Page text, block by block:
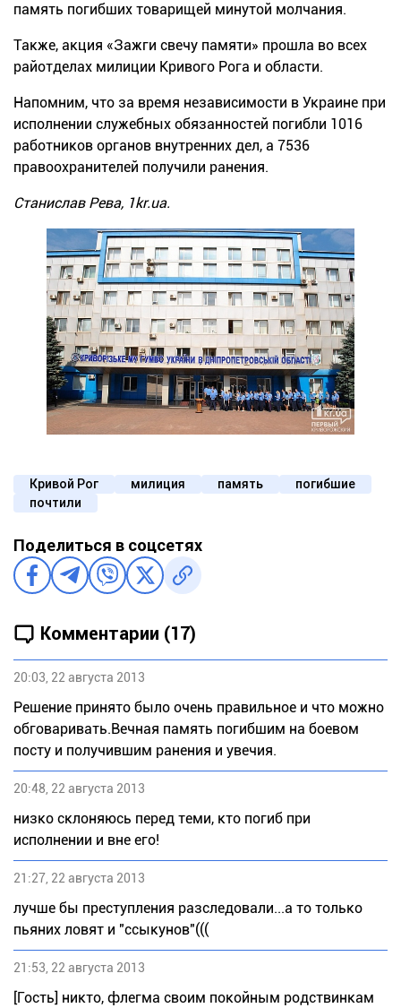
память погибших товарищей минутой молчания.
Также, акция «Зажги свечу памяти» прошла во всех
райотделах милиции Кривого Рога и области.
Напомним, что за время независимости в Украине при
исполнении служебных обязанностей погибли 1016
работников органов внутренних дел, а 7536
правоохранителей получили ранения.
Станислав Рева, 1kr.ua.
Кривой Рог милиция память
погибшие
почтили
Поделиться в соцсетях
Комментарии (17)
20:03, 22 августа 2013
Решение принято было очень правильное и что можно
обговаривать.Вечная память погибшим на боевом
посту и получившим ранения и увечия.
20:48, 22 августа 2013
низко склоняюсь перед теми, кто погиб при
исполнении и вне его!
21:27, 22 августа 2013
лучше бы преступления разследовали...а то только
пьяних ловят и "ссыкунов"(((
21:53, 22 августа 2013
[Гость] никто, флегма своим покойным родствинкам